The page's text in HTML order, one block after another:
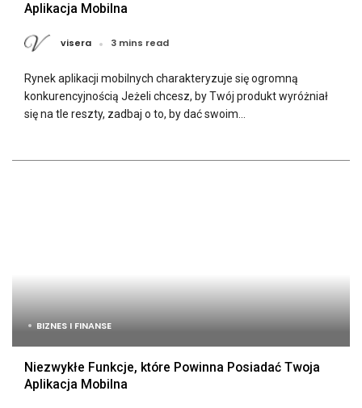
Aplikacja Mobilna
visera 3 mins read
Rynek aplikacji mobilnych charakteryzuje się ogromną
konkurencyjnością Jeżeli chcesz, by Twój produkt wyróżniał
się na tle reszty, zadbaj o to, by dać swoim...
BIZNES I FINANSE
Niezwykłe Funkcje, które Powinna Posiadać Twoja
Aplikacja Mobilna